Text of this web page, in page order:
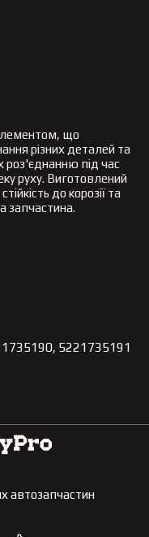
що
різних деталей та
роз'єднанню під час
руху. Виготовлений
до корозії та
запчастина.
5221735191
автозапчастин